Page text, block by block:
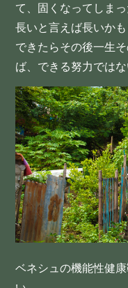
て、固くなってしま
長いと言えば長いか
できたらその後一生
ば、できる努力では
ベネシュの機能性健